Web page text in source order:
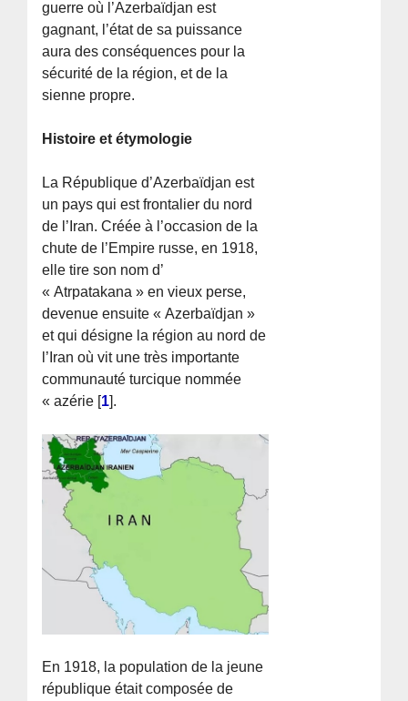
guerre où l’Azerbaïdjan est
gagnant, l’état de sa puissance
aura des conséquences pour la
sécurité de la région, et de la
sienne propre.
Histoire et étymologie
La République d’Azerbaïdjan est
un pays qui est frontalier du nord
de l’Iran. Créée à l’occasion de la
chute de l’Empire russe, en 1918,
elle tire son nom d’
« Atrpatakana » en vieux perse,
devenue ensuite « Azerbaïdjan »
et qui désigne la région au nord de
l’Iran où vit une très importante
communauté turcique nommée
« azérie [1].
En 1918, la population de la jeune
république était composée de